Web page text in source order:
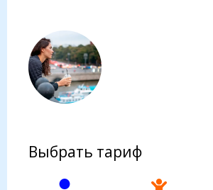
Выбрать тариф